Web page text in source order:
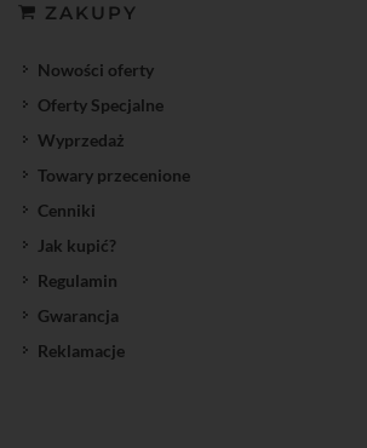
ZAKUPY
Nowości oferty
Oferty Specjalne
Wyprzedaż
Towary przecenione
Cenniki
Jak kupić?
Regulamin
Gwarancja
Reklamacje